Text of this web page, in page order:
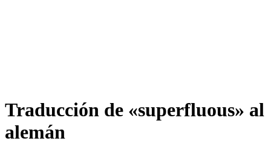
Traducción de «superfluous» al
alemán